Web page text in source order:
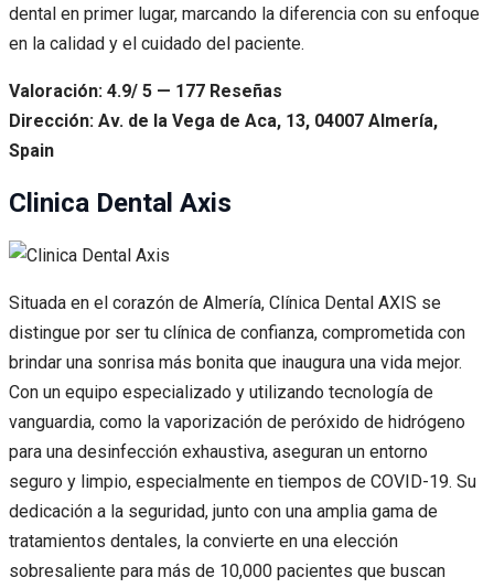
dental en primer lugar, marcando la diferencia con su enfoque
en la calidad y el cuidado del paciente.
Valoración: 4.9/ 5 — 177 Reseñas
Dirección: Av. de la Vega de Aca, 13, 04007 Almería,
Spain
Clinica Dental Axis
Situada en el corazón de Almería, Clínica Dental AXIS se
distingue por ser tu clínica de confianza, comprometida con
brindar una sonrisa más bonita que inaugura una vida mejor.
Con un equipo especializado y utilizando tecnología de
vanguardia, como la vaporización de peróxido de hidrógeno
para una desinfección exhaustiva, aseguran un entorno
seguro y limpio, especialmente en tiempos de COVID-19. Su
dedicación a la seguridad, junto con una amplia gama de
tratamientos dentales, la convierte en una elección
sobresaliente para más de 10,000 pacientes que buscan